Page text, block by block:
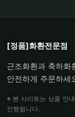
[정품]화환전문점
근조화환과 축하화
안전하게 주문하세
※ 본 사이트는 상품 안
진행됩니다.